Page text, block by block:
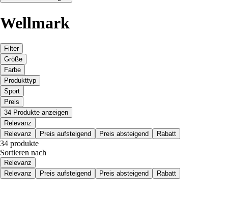
Wellmark
Filter
Größe
Farbe
Produkttyp
Sport
Preis
34 Produkte anzeigen
Relevanz
Relevanz
Preis aufsteigend Preis absteigend Rabatt
34 produkte
Sortieren nach
Relevanz
Relevanz
Preis aufsteigend Preis absteigend Rabatt